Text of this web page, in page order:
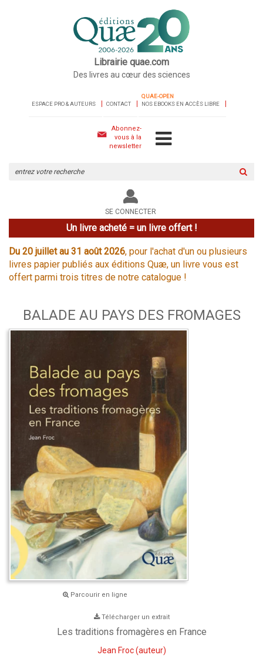
Librairie quae.com
Des livres au cœur des sciences
ESPACE PRO & AUTEURS CONTACT
QUAE-OPEN
NOS EBOOKS EN ACCÈS LIBRE
Abonnez-
vous à la
newsletter
le
site
SE CONNECTER
Un livre acheté = un livre offert !
Du 20 juillet au 31 août 2026, pour l'achat d'un ou plusieurs
livres papier publiés aux éditions Quæ, un livre vous est
offert parmi trois titres de notre catalogue !
BALADE AU PAYS DES FROMAGES
Parcourir en ligne
Télécharger un extrait
Les traditions fromagères en France
Jean Froc(auteur)